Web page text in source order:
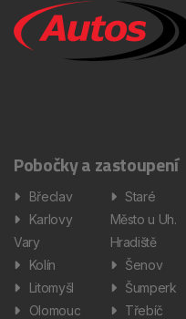
Pobočky a zastoupení
Břeclav
Karlovy
Vary
Kolín
Litomyšl
Olomouc
Staré
Město u Uh.
Hradiště
Šenov
Šumperk
Třebíč